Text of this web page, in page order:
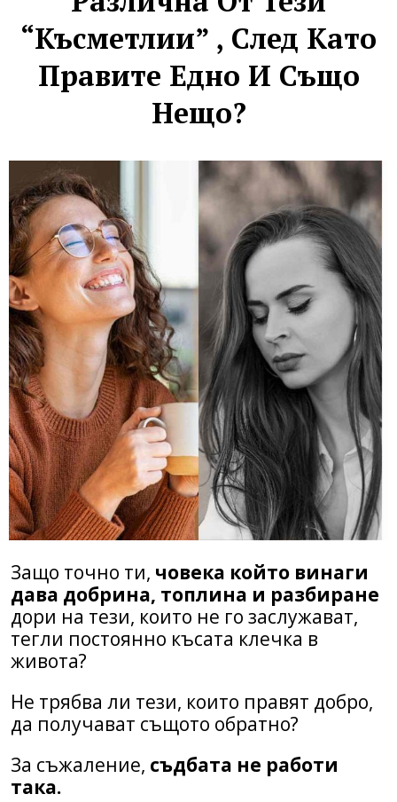
“късметлии” , След Като
Правите Едно И Също
Нещо?
Защо точно ти, човека който винаги
дава добрина, топлина и разбиране
дори на тези, които не го заслужават,
тегли постоянно късата клечка в
живота?
Не трябва ли тези, които правят добро,
да получават същото обратно?
За съжаление, съдбата не работи
така.